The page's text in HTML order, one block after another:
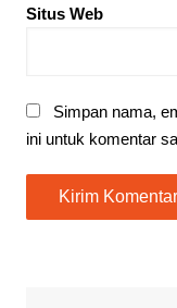
Situs Web
Simpan nama,
ini untuk komentar